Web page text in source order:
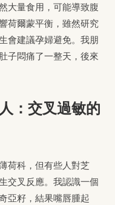
大量食用，可能導致腹
荷爾蒙平衡，雖然研究
會建議孕婦避免。我朋
子悶痛了一整天，後來
：交叉過敏的
荷科，但有些人對芝
交叉反應。我認識一個
亞籽，結果嘴唇腫起